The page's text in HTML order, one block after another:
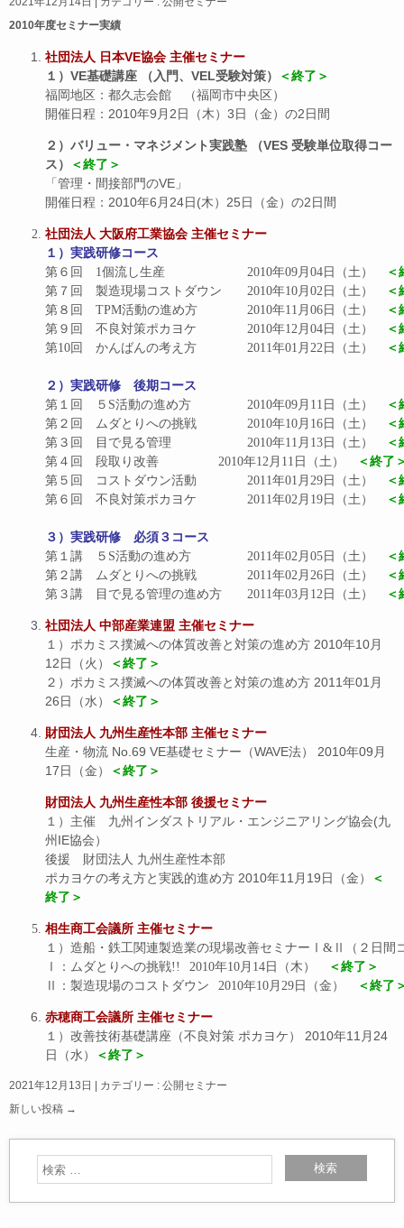
2010年度セミナー実績
社団法人 日本VE協会 主催セミナー
１）VE基礎講座 （入門、VEL受験対策）
＜終了＞
福岡地区：都久志会館 （福岡市中央区）
開催日程：2010年9月2日（木）3日（金）の2日間
２）バリュー・マネジメント実践塾 （VES 受験単位取得コー
ス）
＜終了＞
「管理・間接部門のVE」
開催日程：2010年6月24日(木）25日（金）の2日間
社団法人 大阪府工業協会 主催セミナー
１）実践研修コース
第６回　1個流し生産			2010年09月04日（土）
＜
第７回　製造現場コストダウン	2010年10月02日（土）
＜
第８回　TPM活動の進め方		2010年11月06日（土）
＜
第９回　不良対策ポカヨケ		2010年12月04日（土）
＜
第10回　かんばんの考え方		2011年01月22日（土）
＜
２）実践研修　後期コース
第１回　５S活動の進め方		2010年09月11日（土）
＜
第２回　ムダとりへの挑戦		2010年10月16日（土）
＜
第３回　目で見る管理			2010年11月13日（土）
＜
第４回　段取り改善			2010年12月11日（土）
＜終了
第５回　コストダウン活動		2011年01月29日（土）
＜
第６回　不良対策ポカヨケ		2011年02月19日（土）
＜
３）実践研修　必須３コース
第１講　５S活動の進め方		2011年02月05日（土）
＜
第２講　ムダとりへの挑戦		2011年02月26日（土）
＜
第３講　目で見る管理の進め方	2011年03月12日（土）
＜
社団法人 中部産業連盟 主催セミナー
１）ポカミス撲滅への体質改善と対策の進め方 2010年10月
12日（火）
＜終了＞
２）ポカミス撲滅への体質改善と対策の進め方 2011年01月
26日（水）
＜終了＞
財団法人 九州生産性本部 主催セミナー
生産・物流 No.69 VE基礎セミナー（WAVE法） 2010年09月
17日（金）
＜終了＞
財団法人 九州生産性本部 後援セミナー
１）主催 九州インダストリアル・エンジニアリング協会(九
州IE協会）
後援 財団法人 九州生産性本部
ポカヨケの考え方と実践的進め方 2010年11月19日（金）
＜
終了＞
相生商工会議所 主催セミナー
１）造船・鉄工関連製造業の現場改善セミナーⅠ&Ⅱ（２日間
Ⅰ：ムダとりへの挑戦!!	2010年10月14日（木）
＜終了＞
Ⅱ：製造現場のコストダウン	2010年10月29日（金）
＜終了
赤穂商工会議所 主催セミナー
１）改善技術基礎講座（不良対策 ポカヨケ） 2010年11月24
日（水）
＜終了＞
2021年12月13日 カテゴリー : 公開セミナー
新しい投稿 →